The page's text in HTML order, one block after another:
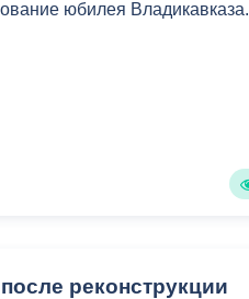
юбилея Владикавказа.
реконструкции